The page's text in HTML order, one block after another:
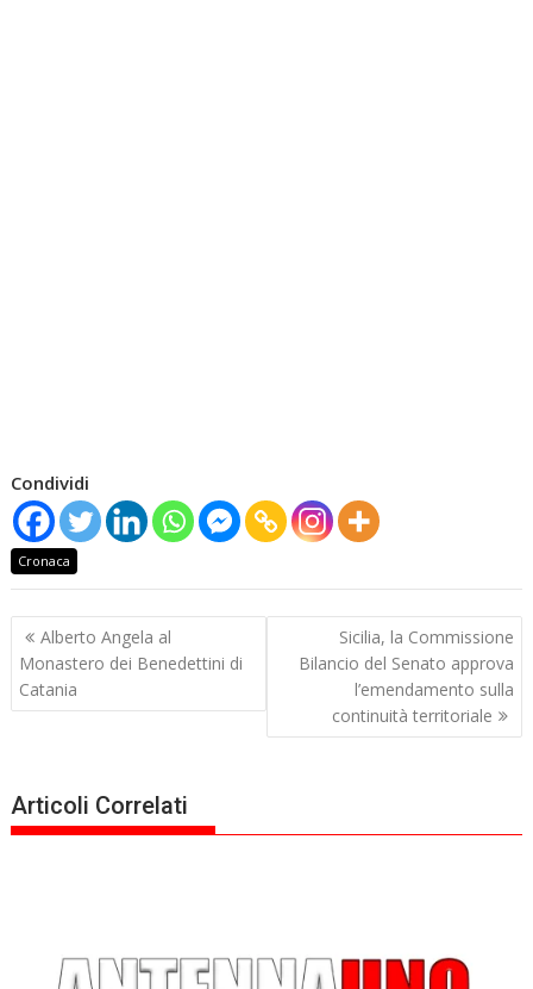
Condividi
Cronaca
Navigazione
articoli
Alberto Angela al
Monastero dei Benedettini di
Catania
Sicilia, la Commissione
Bilancio del Senato approva
l’emendamento sulla
continuità territoriale
Articoli Correlati